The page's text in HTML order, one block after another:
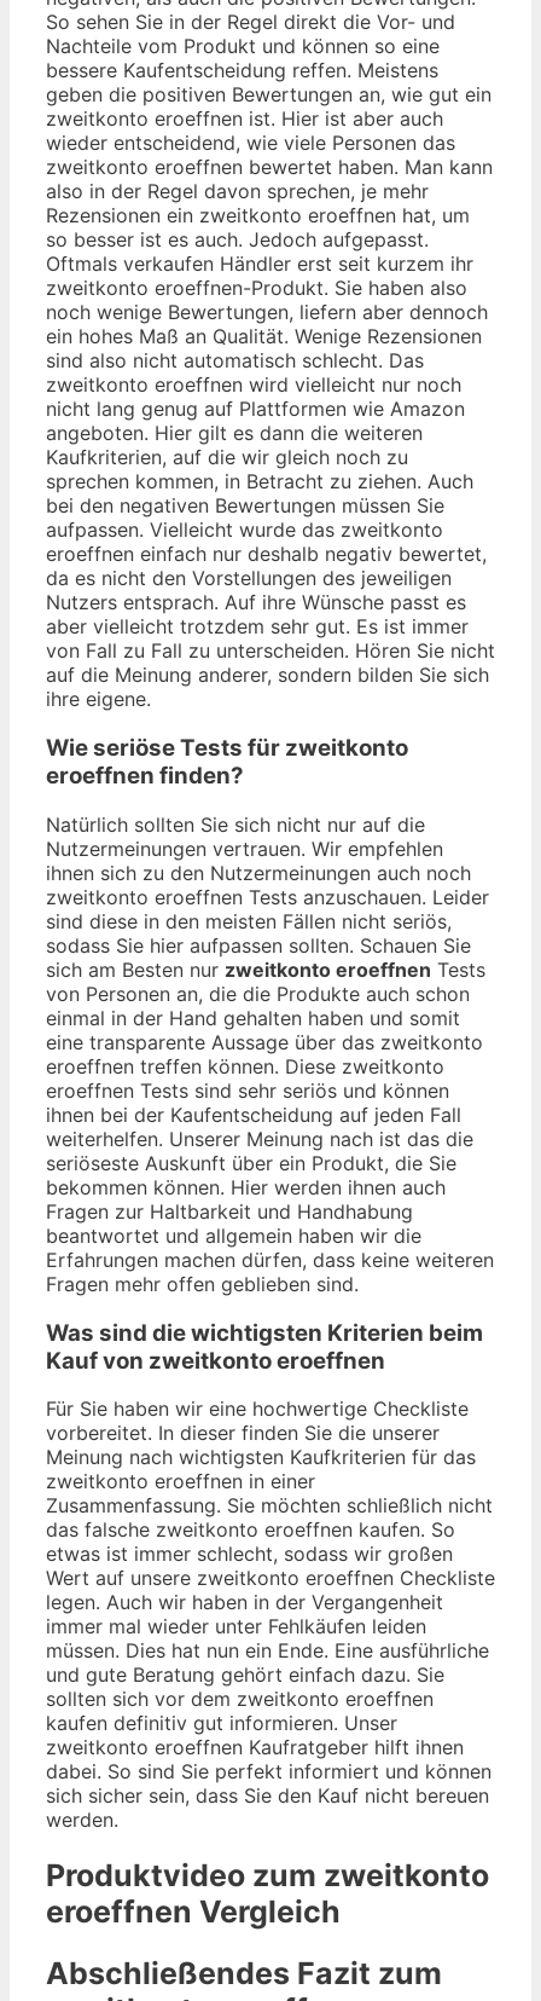
So sehen Sie in der Regel direkt die Vor- und
Nachteile vom Produkt und können so eine
bessere Kaufentscheidung reffen. Meistens
geben die positiven Bewertungen an, wie gut ein
zweitkonto eroeffnen ist. Hier ist aber auch
wieder entscheidend, wie viele Personen das
zweitkonto eroeffnen bewertet haben. Man kann
also in der Regel davon sprechen, je mehr
Rezensionen ein zweitkonto eroeffnen hat, um
so besser ist es auch. Jedoch aufgepasst.
Oftmals verkaufen Händler erst seit kurzem ihr
zweitkonto eroeffnen-Produkt. Sie haben also
noch wenige Bewertungen, liefern aber dennoch
ein hohes Maß an Qualität. Wenige Rezensionen
sind also nicht automatisch schlecht. Das
zweitkonto eroeffnen wird vielleicht nur noch
nicht lang genug auf Plattformen wie Amazon
angeboten. Hier gilt es dann die weiteren
Kaufkriterien, auf die wir gleich noch zu
sprechen kommen, in Betracht zu ziehen. Auch
bei den negativen Bewertungen müssen Sie
aufpassen. Vielleicht wurde das zweitkonto
eroeffnen einfach nur deshalb negativ bewertet,
da es nicht den Vorstellungen des jeweiligen
Nutzers entsprach. Auf ihre Wünsche passt es
aber vielleicht trotzdem sehr gut. Es ist immer
von Fall zu Fall zu unterscheiden. Hören Sie nicht
auf die Meinung anderer, sondern bilden Sie sich
ihre eigene.
Wie seriöse Tests für zweitkonto
eroeffnen finden?
Natürlich sollten Sie sich nicht nur auf die
Nutzermeinungen vertrauen. Wir empfehlen
ihnen sich zu den Nutzermeinungen auch noch
zweitkonto eroeffnen Tests anzuschauen. Leider
sind diese in den meisten Fällen nicht seriös,
sodass Sie hier aufpassen sollten. Schauen Sie
sich am Besten nur zweitkonto eroeffnen Tests
von Personen an, die die Produkte auch schon
einmal in der Hand gehalten haben und somit
eine transparente Aussage über das zweitkonto
eroeffnen treffen können. Diese zweitkonto
eroeffnen Tests sind sehr seriös und können
ihnen bei der Kaufentscheidung auf jeden Fall
weiterhelfen. Unserer Meinung nach ist das die
seriöseste Auskunft über ein Produkt, die Sie
bekommen können. Hier werden ihnen auch
Fragen zur Haltbarkeit und Handhabung
beantwortet und allgemein haben wir die
Erfahrungen machen dürfen, dass keine weiteren
Fragen mehr offen geblieben sind.
Was sind die wichtigsten Kriterien beim
Kauf von zweitkonto eroeffnen
Für Sie haben wir eine hochwertige Checkliste
vorbereitet. In dieser finden Sie die unserer
Meinung nach wichtigsten Kaufkriterien für das
zweitkonto eroeffnen in einer
Zusammenfassung. Sie möchten schließlich nicht
das falsche zweitkonto eroeffnen kaufen. So
etwas ist immer schlecht, sodass wir großen
Wert auf unsere zweitkonto eroeffnen Checkliste
legen. Auch wir haben in der Vergangenheit
immer mal wieder unter Fehlkäufen leiden
müssen. Dies hat nun ein Ende. Eine ausführliche
und gute Beratung gehört einfach dazu. Sie
sollten sich vor dem zweitkonto eroeffnen
kaufen definitiv gut informieren. Unser
zweitkonto eroeffnen Kaufratgeber hilft ihnen
dabei. So sind Sie perfekt informiert und können
sich sicher sein, dass Sie den Kauf nicht bereuen
werden.
Produktvideo zum zweitkonto
eroeffnen Vergleich
Abschließendes Fazit zum